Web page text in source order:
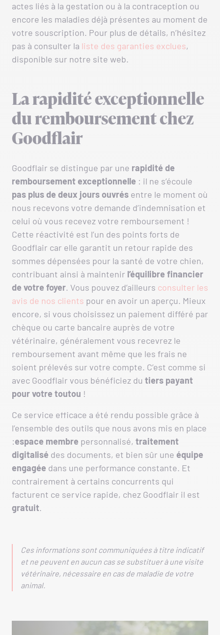
actes liés à la gestation ou à la contraception ou
encore les maladies déjà présentes au moment de
votre souscription. Pour plus de détails, n’hésitez
pas à consulter la liste des garanties exclues,
disponible sur notre site web.
La rapidité exceptionnelle
du remboursement chez
Goodflair
Goodflair se distingue par une rapidité de
remboursement exceptionnelle : il ne s’écoule
pas plus de deux jours ouvrés entre le moment où
nous recevons votre demande d’indemnisation et
celui où vous recevez votre remboursement !
Cette réactivité est l’un des points forts de
Goodflair car elle garantit un retour rapide des
sommes dépensées pour la santé de votre chien,
contribuant ainsi à maintenir l’équilibre financier
de votre foyer. Vous pouvez d’ailleurs consulter les
avis de nos clients pour en avoir un aperçu. Mieux
encore, si vous choisissez un paiement différé par
chèque ou carte bancaire auprès de votre
vétérinaire, généralement vous recevrez le
remboursement avant même que les frais ne
soient prélevés sur votre compte. C’est comme si
avec Goodflair vous bénéficiez du tiers payant
pour votre toutou !
Ce service efficace a été rendu possible grâce à
l’ensemble des outils que nous avons mis en place
:espace membre personnalisé, traitement
digitalisé des documents, et bien sûr une équipe
engagée dans une performance constante. Et
contrairement à certains concurrents qui
facturent ce service rapide, chez Goodflair il est
gratuit.
Ces informations sont communiquées à titre indicatif
et ne peuvent en aucun cas se substituer à une visite
vétérinaire, nécessaire en cas de maladie de votre
animal.